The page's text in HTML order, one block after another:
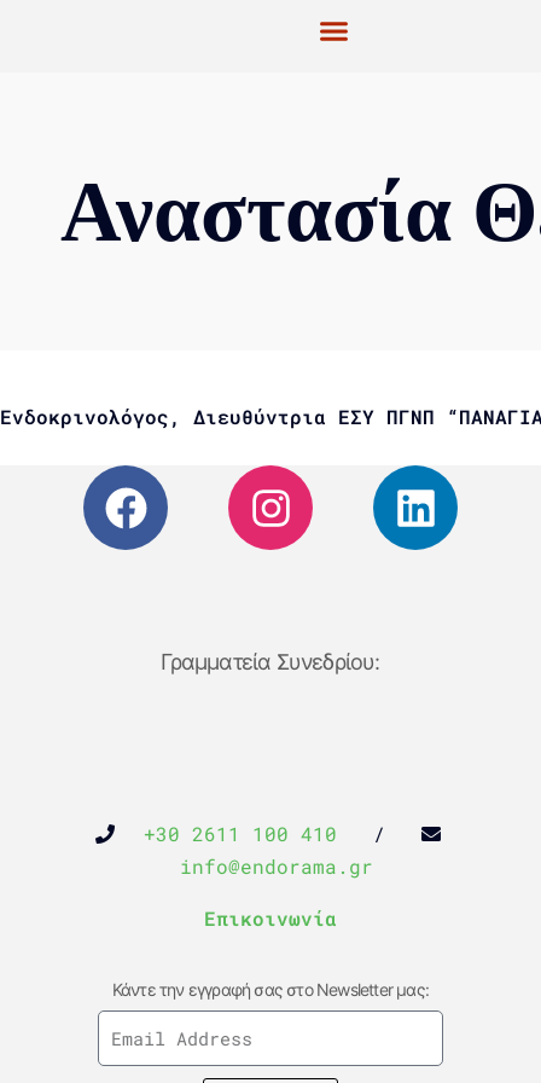
Αναστασία
Ενδοκρινολόγος, Διευθύντρια ΕΣΥ ΠΓΝΠ
Γραμματεία Συνεδρίου:
+30 2611 100 410 /
info@endorama.gr
Επικοινωνία
Κάντε την εγγραφή σας στο Newsletter μας: